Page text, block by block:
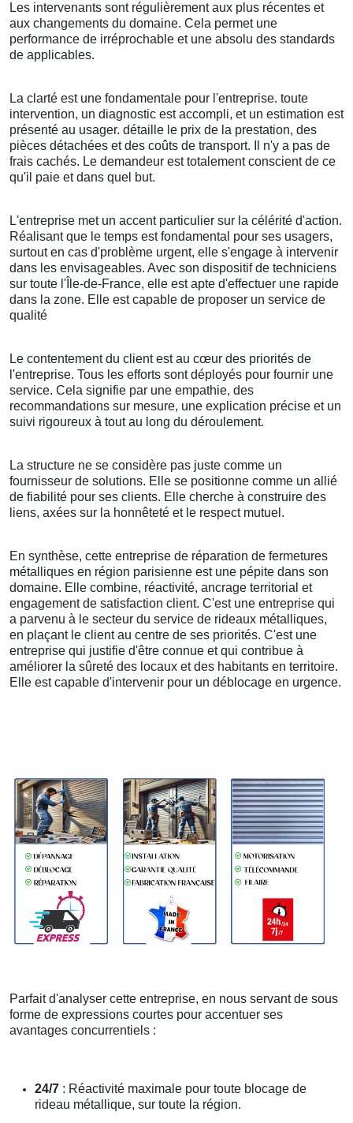
Les intervenants sont régulièrement aux plus récentes et
aux changements du domaine. Cela permet une
performance de irréprochable et une absolu des standards
de applicables.
La clarté est une fondamentale pour l'entreprise. toute
intervention, un diagnostic est accompli, et un estimation est
présenté au usager. détaille le prix de la prestation, des
pièces détachées et des coûts de transport. Il n'y a pas de
frais cachés. Le demandeur est totalement conscient de ce
qu'il paie et dans quel but.
L'entreprise met un accent particulier sur la célérité d'action.
Réalisant que le temps est fondamental pour ses usagers,
surtout en cas d'problème urgent, elle s'engage à intervenir
dans les envisageables. Avec son dispositif de techniciens
sur toute l'Île-de-France, elle est apte d'effectuer une rapide
dans la zone. Elle est capable de proposer un service de
qualité
Le contentement du client est au cœur des priorités de
l'entreprise. Tous les efforts sont déployés pour fournir une
service. Cela signifie par une empathie, des
recommandations sur mesure, une explication précise et un
suivi rigoureux à tout au long du déroulement.
La structure ne se considère pas juste comme un
fournisseur de solutions. Elle se positionne comme un allié
de fiabilité pour ses clients. Elle cherche à construire des
liens, axées sur la honnêteté et le respect mutuel.
En synthèse, cette entreprise de réparation de fermetures
métalliques en région parisienne est une pépite dans son
domaine. Elle combine, réactivité, ancrage territorial et
engagement de satisfaction client. C'est une entreprise qui
a parvenu à le secteur du service de rideaux métalliques,
en plaçant le client au centre de ses priorités. C'est une
entreprise qui justifie d'être connue et qui contribue à
améliorer la sûreté des locaux et des habitants en territoire.
Elle est capable d'intervenir pour un déblocage en urgence.
Parfait d'analyser cette entreprise, en nous servant de sous
forme de expressions courtes pour accentuer ses
avantages concurrentiels :
24/7 : Réactivité maximale pour toute blocage de
rideau métallique, sur toute la région.